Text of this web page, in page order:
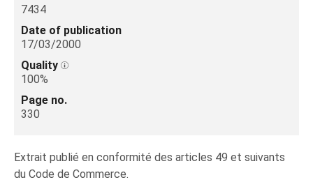
7434
Date of publication
17/03/2000
Quality
100%
Page no.
330
Extrait publié en conformité des articles 49 et suivants
du Code de Commerce.